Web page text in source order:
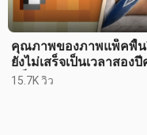
คุณภาพของภาพแพ็คพื้
ยังไม่เสร็จเป็นเวลาสอง
แข็งแกร่งเพียงใด?
15.7K วิว